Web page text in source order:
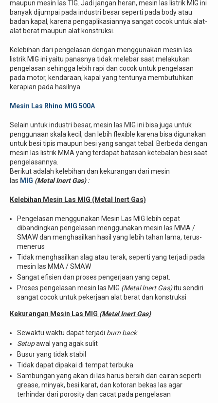
maupun mesin las TIG. Jadi jangan heran, mesin las listrik MIG ini
banyak dijumpai pada industri besar seperti pada body atau
badan kapal, karena pengaplikasiannya sangat cocok untuk alat-
alat berat maupun alat konstruksi.
Kelebihan dari pengelasan dengan menggunakan mesin las
listrik MIG ini yaitu panasnya tidak melebar saat melakukan
pengelasan sehingga lebih rapi dan cocok untuk pengelasan
pada motor, kendaraan, kapal yang tentunya membutuhkan
kerapian pada hasilnya.
Mesin Las Rhino MIG 500A
Selain untuk industri besar, mesin las MIG ini bisa juga untuk
penggunaan skala kecil, dan lebih flexible karena bisa digunakan
untuk besi tipis maupun besi yang sangat tebal. Berbeda dengan
mesin las listrik MMA yang terdapat batasan ketebalan besi saat
pengelasannya.
Berikut adalah kelebihan dan kekurangan dari mesin
las MIG (Metal Inert Gas):
Kelebihan Mesin Las MIG (Metal Inert Gas)
Pengelasan menggunakan Mesin Las MIG lebih cepat
dibandingkan pengelasan menggunakan mesin las MMA /
SMAW dan menghasilkan hasil yang lebih tahan lama, terus-
menerus
Tidak menghasilkan slag atau terak, seperti yang terjadi pada
mesin las MMA / SMAW
Sangat efisien dan proses pengerjaan yang cepat.
Proses pengelasan mesin las MIG (Metal Inert Gas)itu sendiri
sangat cocok untuk pekerjaan alat berat dan konstruksi
Kekurangan Mesin Las MIG (Metal Inert Gas)
Sewaktu waktu dapat terjadi burn back
Setupawal yang agak sulit
Busur yang tidak stabil
Tidak dapat dipakai di tempat terbuka
Sambungan yang akan di las harus bersih dari cairan seperti
grease, minyak, besi karat, dan kotoran bekas las agar
terhindar dari porosity dan cacat pada pengelasan